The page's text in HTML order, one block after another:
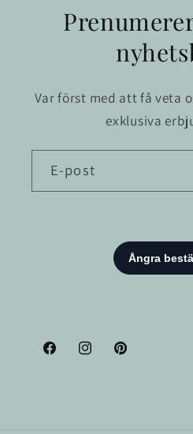
Var först med att få veta
exklusiva
E-post
FacebookInstagramPinterest